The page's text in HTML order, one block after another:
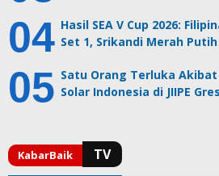
Hasil SEA V Cup 2026:
Set 1, Srikandi Merah
Satu Orang Terluka
Solar Indonesia di JIIPE